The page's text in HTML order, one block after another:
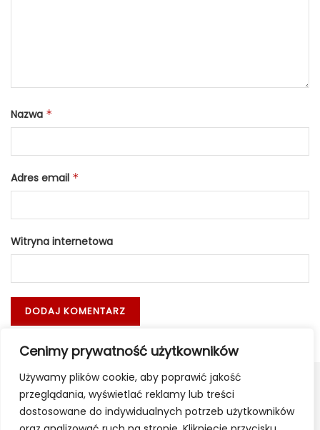
Cenimy prywatność użytkowników
Używamy plików cookie, aby poprawić jakość
przeglądania, wyświetlać reklamy lub treści
dostosowane do indywidualnych potrzeb użytkowników
Nazwa *
Adres email *
Witryna internetowa